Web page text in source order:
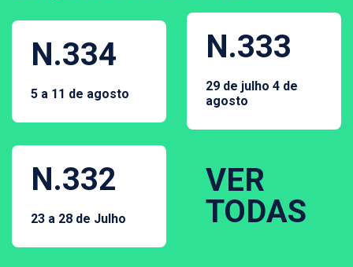
N.334
5 a 11 de agosto
N.333
29 de julho 4 de
agosto
N.332
23 a 28 de Julho
VER
TODAS